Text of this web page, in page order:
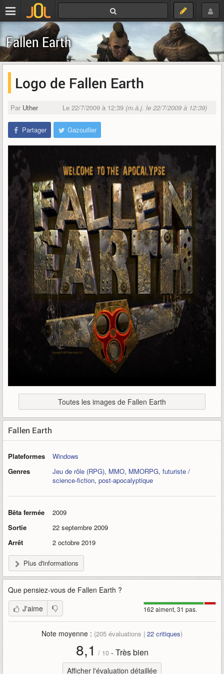
Fallen Earth
Logo de Fallen Earth
Par Uther Le 22/7/2009 à 12:39 (m.à.j. le 22/7/2009 à 12:39)
Partager Gazouiller
Toutes les images de Fallen Earth
Fallen Earth
Plateformes
Windows
Genres
Jeu de rôle (RPG), MMO, MMORPG, futuriste /
science-fiction, post-apocalyptique
Bêta fermée
2009
Sortie
22 septembre 2009
Arrêt
2 octobre 2019
Plus d'informations
Que pensiez-vous de Fallen Earth ?
162 aiment, 31 pas.
J'aime
Note moyenne : (205 évaluations | 22 critiques)
8,1 / 10- Très bien
Afficher l'évaluation détaillée